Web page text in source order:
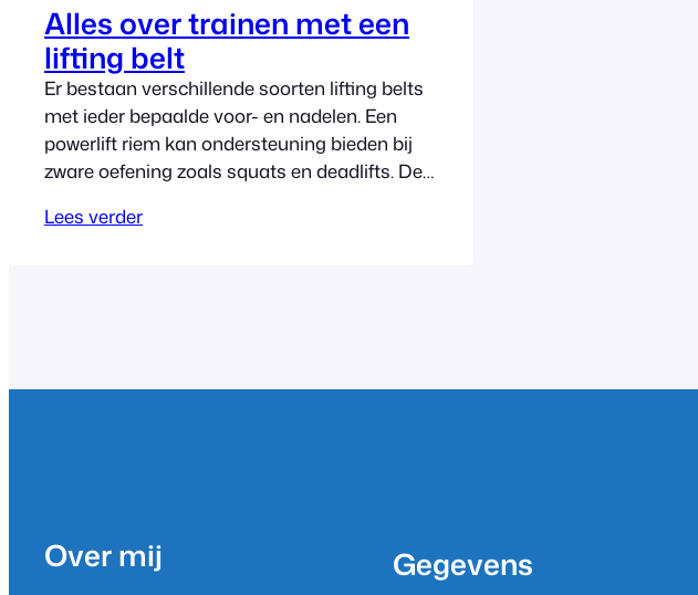
Alles over trainen met een
lifting belt
Er bestaan verschillende soorten lifting belts
met ieder bepaalde voor- en nadelen. Een
powerlift riem kan ondersteuning bieden bij
zware oefening zoals squats en deadlifts. De
draagt bij een goede training.
Lees verder
Over mij Gegevens